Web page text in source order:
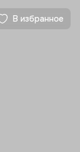
В избранное